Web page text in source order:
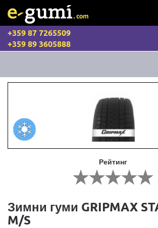
+359 87 7265509
+359 89 3605888
Рейтинг
Зимни гуми GRIPMAX
M/S